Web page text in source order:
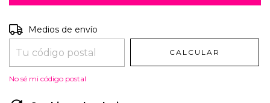
Entregas para el CP:
Medios de envío
CALCULAR
No sé mi código postal